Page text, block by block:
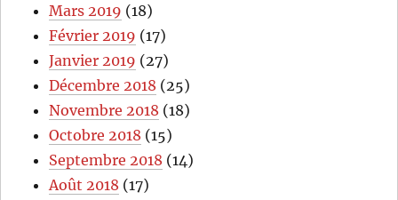
Mars 2019 (18)
Février 2019 (17)
Janvier 2019 (27)
Décembre 2018 (25)
Novembre 2018 (18)
Octobre 2018 (15)
Septembre 2018 (14)
Août 2018 (17)